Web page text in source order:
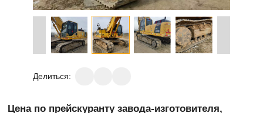
Делиться:
Цена по прейскуранту завода-изготовителя,